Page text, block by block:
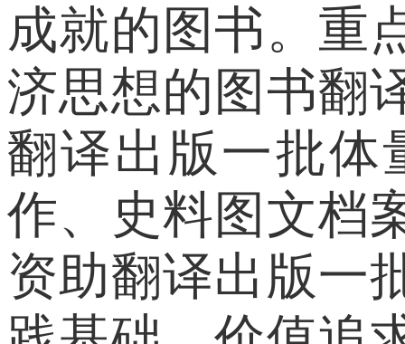
成就的图书。重
济思想的图书翻
翻译出版一批体
作、史料图文档
资助翻译出版一